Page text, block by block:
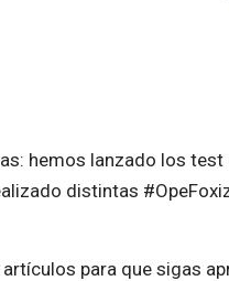
hemos lanzado los
distintas
para que sigas